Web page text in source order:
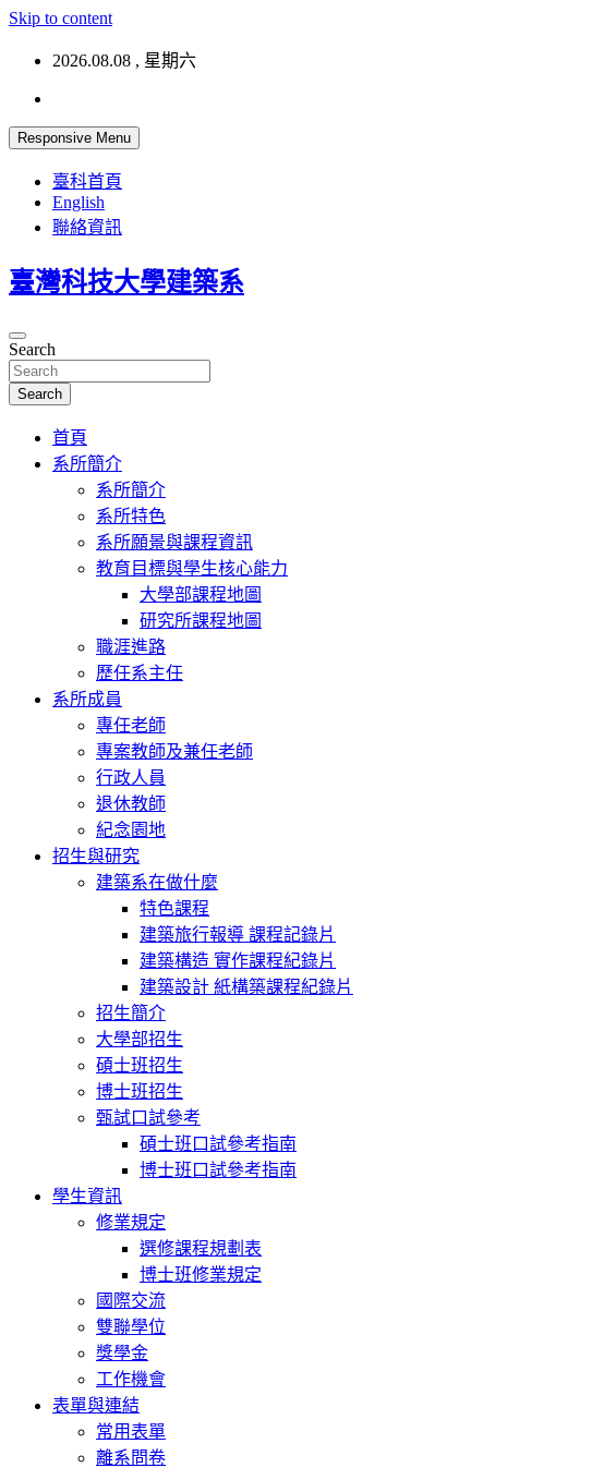
Skip to content
2026.08.08 , 星期六
Responsive Menu
臺科首頁
English
聯絡資訊
臺灣科技大學建築系
Search
Search
首頁
系所簡介
系所簡介
系所特色
系所願景與課程資訊
教育目標與學生核心能力
大學部課程地圖
研究所課程地圖
職涯進路
歷任系主任
系所成員
專任老師
專案教師及兼任老師
行政人員
退休教師
紀念園地
招生與研究
建築系在做什麼
特色課程
建築旅行報導 課程記錄片
建築構造 實作課程紀錄片
建築設計 紙構築課程紀錄片
招生簡介
大學部招生
碩士班招生
博士班招生
甄試口試參考
碩士班口試參考指南
博士班口試參考指南
學生資訊
修業規定
選修課程規劃表
博士班修業規定
國際交流
雙聯學位
獎學金
工作機會
表單與連結
常用表單
離系問卷